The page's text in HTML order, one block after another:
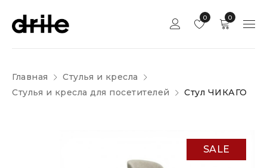
0
0
Главная
Стулья и кресла
Стулья и кресла для посетителей
Стул ЧИКАГО
SALE